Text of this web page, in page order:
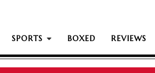
SPORTS BOXED REVIEWS